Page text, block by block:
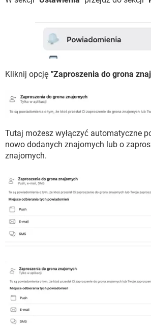
Kliknij opcję "Zaproszenia do grona
Tutaj możesz wyłączyć automatyczne
nowo dodanych znajomych lub o
znajomych.